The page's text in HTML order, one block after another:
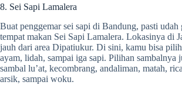
8. Sei Sapi Lamalera
Buat penggemar sei sapi di Bandung, pasti udah
tempat makan Sei Sapi Lamalera. Lokasinya di
jauh dari area Dipatiukur. Di sini, kamu bisa
ayam, lidah, sampai iga sapi. Pilihan sambalnya
sambal lu’at, kecombrang, andaliman, matah,
arsik, sampai woku.